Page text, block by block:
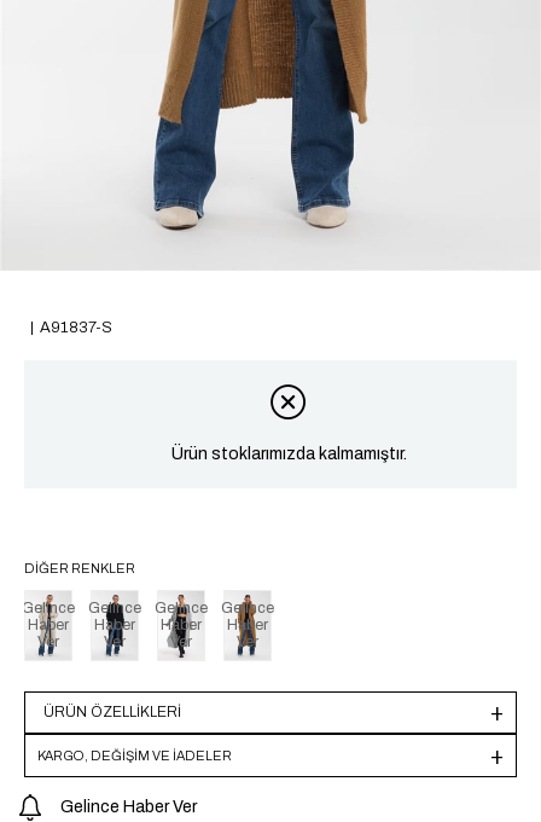
A91837-S
Ürün stoklarımızda kalmamıştır.
DIĞER RENKLER
Gelince
Haber
Ver
Gelince
Haber
Ver
Gelince
Haber
Ver
Gelince
Haber
Ver
ÜRÜN ÖZELLIKLERI
KARGO, DEĞİŞİM VE İADELER
Gelince Haber Ver